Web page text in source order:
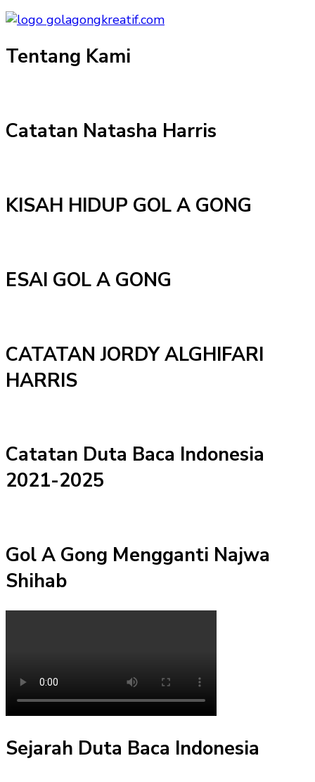
Tentang Kami
Catatan Natasha Harris
KISAH HIDUP GOL A GONG
ESAI GOL A GONG
CATATAN JORDY ALGHIFARI
HARRIS
Catatan Duta Baca Indonesia
2021-2025
Gol A Gong Mengganti Najwa
Shihab
Sejarah Duta Baca Indonesia